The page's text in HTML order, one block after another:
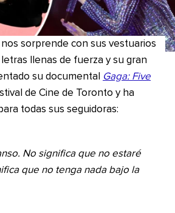
nos sorprende con sus vestuarios
llenas de fuerza y su gran
su documental
Gaga: Five
de Cine de Toronto y ha
todas sus seguidoras:
No significa que no estaré
que no tenga nada bajo la